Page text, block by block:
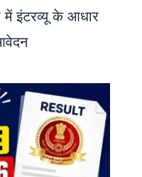
में इंटरव्यू के आधार